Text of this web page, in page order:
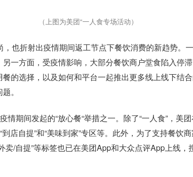
（上图为美团“一人食专场活动）
，也折射出疫情期间返工节点下餐饮消费的新趋势。
一方面，受疫情影响，大部分餐饮商户堂食陷入停
的选择，以及如何和平台一起推出更多线上线下结
。
情期间发起的“放心餐“举措之一。除了“一人食”，美
店自提”和“美味到家”专区等。此外，为了支持餐饮
卖/自提”等标签也已在美团App和大众点评App上线，